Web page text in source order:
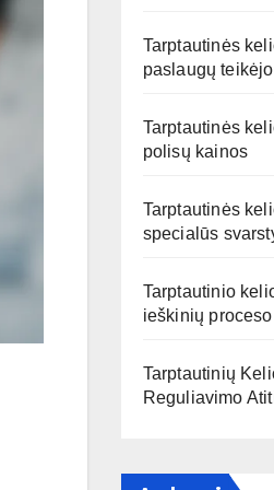
Tarptautinės
paslaugų
Tarptautinės
polisų kainos
Tarptautinės
specialūs
Tarptautinio
ieškinių
Tarptautinių
Reguliavimo